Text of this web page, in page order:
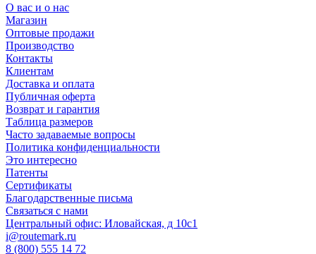
О вас и о нас
Магазин
Оптовые продажи
Производство
Контакты
Клиентам
Доставка и оплата
Публичная оферта
Возврат и гарантия
Таблица размеров
Часто задаваемые вопросы
Политика конфиденциальности
Это интересно
Патенты
Сертификаты
Благодарственные письма
Связаться с нами
Центральный офис: Иловайская, д 10с1
i@routemark.ru
8 (800) 555 14 72